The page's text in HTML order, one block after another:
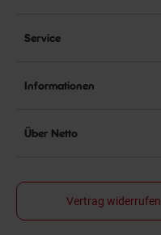
Service
Informationen
Über Netto
Vertrag widerrufen